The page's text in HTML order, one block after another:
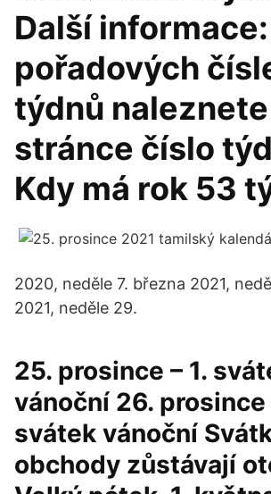
Další
pořadových
týdnů
stránce číslo
Kdy má rok 53
2020, neděle 7. března 2021,
2021, neděle 29.
25. prosince – 1.
vánoční 26. prosince
svátek vánoční
obchody zůstávají